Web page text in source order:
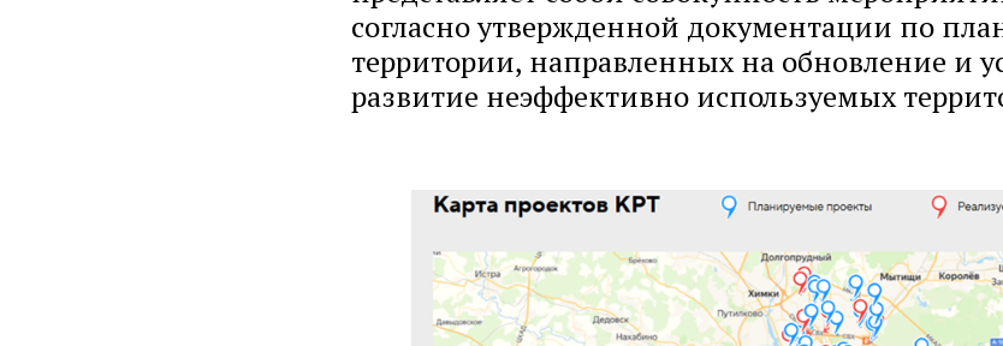
согласно утвержденной документации по
территории, направленных на обновление и
развитие неэффективно используемых